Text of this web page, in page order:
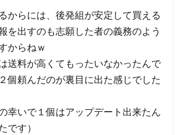
からには、後発組が安定して買える
を出すのも志願した者の義務のよう
からねｗ
送料が高くてもったいなかったんで
個頼んだのが裏目に出た感じでした
幸いで１個はアップデート出来たん
です）